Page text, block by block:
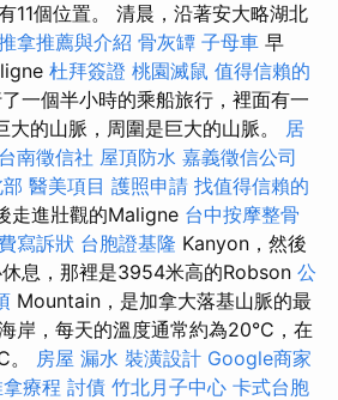
11個位置。 清晨，沿著安大略湖北
拿推薦與介紹 骨灰罈 子母車 早
杜拜簽證 桃園滅鼠 值得信賴的
一個半小時的乘船旅行，裡面有一
大的山脈，周圍是巨大的山脈。 居
台南徵信社 屋頂防水 嘉義徵信公司
醫美項目 護照申請 找值得信賴的
走進壯觀的Maligne 台中按摩整骨
寫訴狀 台胞證基隆 Kanyon，然後
息，那裡是3954米高的Robson 公
Mountain，是加拿大落基山脈的最
岸，每天的溫度通常約為20°C，在
。 房屋 漏水 裝潢設計 Google商家
療程 討債 竹北月子中心 卡式台胞